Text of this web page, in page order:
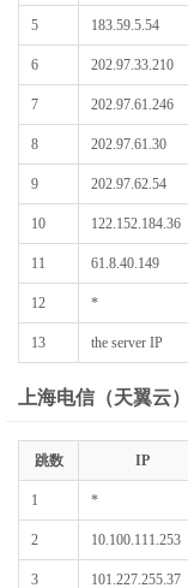
5 183.59.5.54
6 202.97.33.210
7 202.97.61.246
8 202.97.61.30
9 202.97.62.54
10 122.152.184.36
11 61.8.40.149
12 *
13 the server IP
上海电信（天翼云
跳数 IP
1 *
2 10.100.111.253
3 101.227.255.37